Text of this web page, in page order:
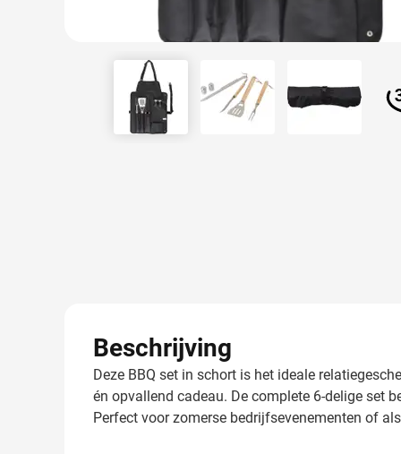
View larger imageView larger image
Beschrijving
Deze BBQ set in schort is het ideale
én opvallend cadeau. De complete 6-delige set
Perfect voor zomerse bedrijfsevenementen of